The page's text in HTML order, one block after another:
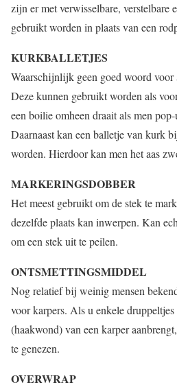
zijn er met verwisselbare, verstelbare
gebruikt worden in plaats van een
KURKBALLETJES
Waarschijnlijk geen goed woord
Deze kunnen gebruikt worden als
een boilie omheen draait als men
Daarnaast kan een balletje van kurk
worden. Hierdoor kan men het aas
MARKERINGSDOBBER
Het meest gebruikt om de stek te
dezelfde plaats kan inwerpen. Kan
om een stek uit te peilen.
ONTSMETTINGSMIDDEL
Nog relatief bij weinig mensen
voor karpers. Als u enkele
(haakwond) van een karper
te genezen.
OVERWRAP